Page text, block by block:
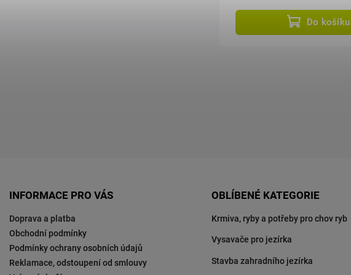
Do košíku
INFORMACE PRO VÁS
Doprava a platba
Obchodní podmínky
Podmínky ochrany osobních údajů
Reklamace, odstoupení od smlouvy
OBLÍBENÉ KATEGORIE
Krmiva, ryby a potřeby pro chov ryb
Vysavače pro jezírka
Stavba zahradního jezírka